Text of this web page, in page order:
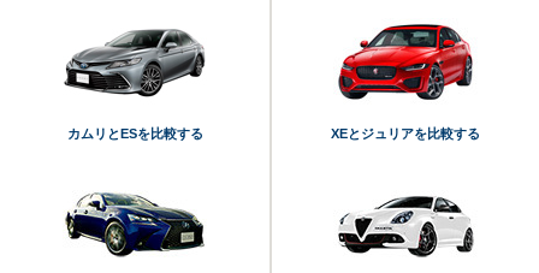
カムリとESを比較する XEとジュリアを比較する